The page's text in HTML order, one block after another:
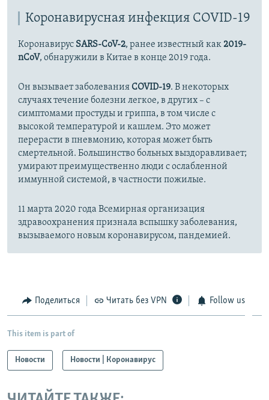
Коронавирусная инфекция COVID-19
Коронавирус SARS-CoV-2, ранее известный как2019-
nCoV, обнаружили в Китае в конце 2019 года.
Он вызывает заболеванияCOVID-19. В некоторых
случаях течение болезни легкое, в других – с
симптомами простуды и гриппа, в том числе с
высокой температурой и кашлем. Это может
перерасти в пневмонию, которая может быть
смертельной. Большинство больных выздоравливает;
умирают преимущественно люди с ослабленной
иммунной системой, в частности пожилые.
11 марта 2020 года Всемирная организация
здравоохранения признала вспышку заболевания,
вызываемого новым коронавирусом, пандемией.
Поделиться Читать без VPN Follow us
This item is part of
Новости Новости | Коронавирус